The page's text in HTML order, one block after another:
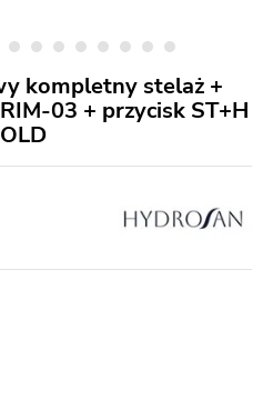
kompletny stelaż +
03 + przycisk ST+H